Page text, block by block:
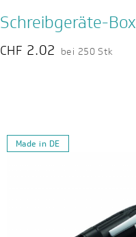
Schreibgeräte-Box
CHF 2.02 bei 250 Stk
Made in DE